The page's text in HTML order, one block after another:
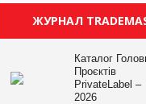
ЖУРНАЛ
Каталог
Проєктів
PrivateLabel –
2026